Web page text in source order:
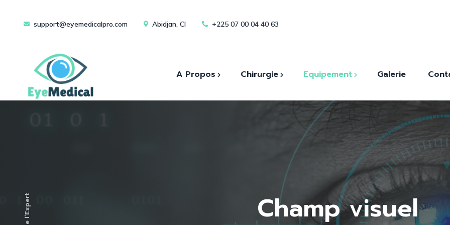
support@eyemedicalpro.com Abidjan, CI +225 07 00 04 40 63
A Propos Chirurgie
Canules et Aiguilles
Coques et conformateurs
Couteaux Ophtalmiques
Draps stériles
Fils de suture
Implants Intraoculaires
Equipement
Autoréfractomètre
Tonomètre à Air
Station de réfraction
Lampe A Fente
Galerie
Champ visuel